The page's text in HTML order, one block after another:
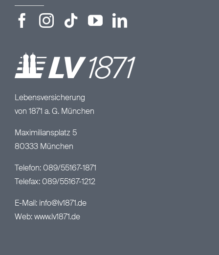
Lebensversicherung
von 1871 a. G. München
Maximiliansplatz 5
80333 München
Telefon: 089/55167-1871
Telefax: 089/55167-1212
E-Mail: info@lv1871.de
Web: www.lv1871.de